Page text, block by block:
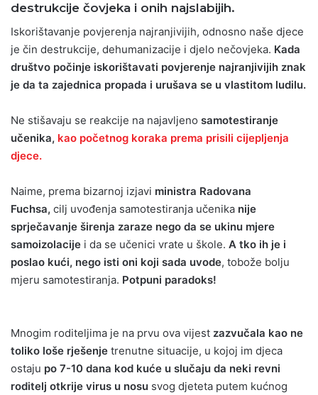
destrukcije čovjeka i onih najslabijih.
Iskorištavanje povjerenja najranjivijih, odnosno naše djece
je čin destrukcije, dehumanizacije i djelo nečovjeka. Kada
društvo počinje iskorištavati povjerenje najranjivijih znak
je da ta zajednica propada i urušava se u vlastitom ludilu.
Ne stišavaju se reakcije na najavljeno samotestiranje
učenika, kao početnog koraka prema prisili cijepljenja
djece.
Naime, prema bizarnoj izjavi ministra Radovana
Fuchsa, cilj uvođenja samotestiranja učenika nije
sprječavanje širenja zaraze nego da se ukinu mjere
samoizolacije i da se učenici vrate u škole. A tko ih je i
poslao kući, nego isti oni koji sada uvode, tobože bolju
mjeru samotestiranja. Potpuni paradoks!
Mnogim roditeljima je na prvu ova vijest zazvučala kao ne
toliko loše rješenje trenutne situacije, u kojoj im djeca
ostaju po 7-10 dana kod kuće u slučaju da neki revni
roditelj otkrije virus u nosu svog djeteta putem kućnog